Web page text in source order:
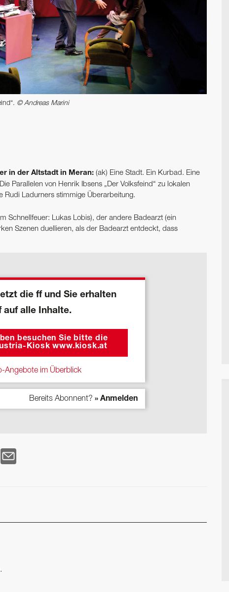
© Andreas Marini
in der Altstadt in Meran: (ak) Eine Stadt. Ein Kurbad. Eine
Parallelen von Henrik Ibsens „Der Volksfeind“ zu lokalen
Rudi Ladurners stimmige Überarbeitung.
Schnellfeuer: Lukas Lobis), der andere Badearzt (ein
Szenen duellieren, als der Badearzt entdeckt, dass
die ff und Sie erhalten
auf alle Inhalte.
besuchen Sie bitte die
Kiosk www.kiosk.at
Angebote im Überblick
Bereits Abonnent? » Anmelden